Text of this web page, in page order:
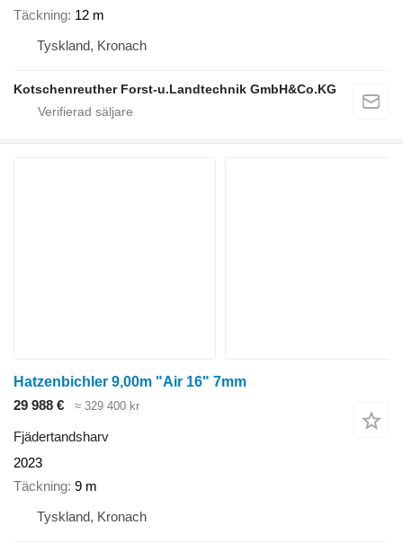
Täckning 12 m
Tyskland, Kronach
Kotschenreuther Forst-u.Landtechnik GmbH&Co.KG
Hatzenbichler 9,00m "Air 16" 7mm
29 988 €
≈ 329 400 kr
Fjädertandsharv
2023
Täckning 9 m
Tyskland, Kronach